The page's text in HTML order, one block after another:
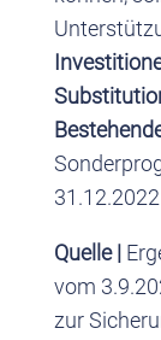
Quelle |
vom
zur